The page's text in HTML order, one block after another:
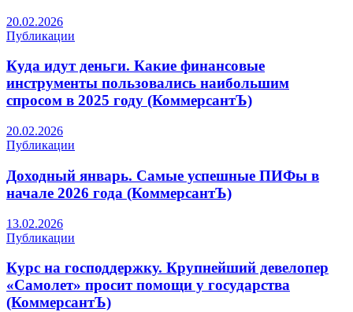
20.02.2026
Публикации
Куда идут деньги. Какие финансовые
инструменты пользовались наибольшим
спросом в 2025 году (КоммерсантЪ)
20.02.2026
Публикации
Доходный январь. Самые успешные ПИФы в
начале 2026 года (КоммерсантЪ)
13.02.2026
Публикации
Курс на господдержку. Крупнейший девелопер
«Самолет» просит помощи у государства
(КоммерсантЪ)